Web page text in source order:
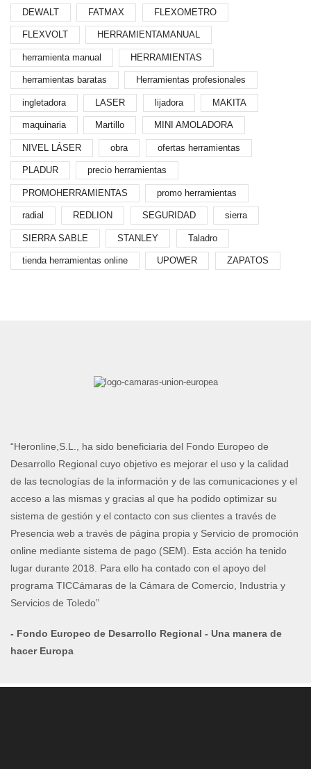
DEWALT FATMAX FLEXOMETRO
FLEXVOLT HERRAMIENTAMANUAL
herramienta manual HERRAMIENTAS
herramientas baratas Herramientas profesionales
ingletadora LASER lijadora MAKITA
maquinaria Martillo MINI AMOLADORA
NIVEL LÁSER obra ofertas herramientas
PLADUR precio herramientas
PROMOHERRAMIENTAS promo herramientas
radial REDLION SEGURIDAD sierra
SIERRA SABLE STANLEY Taladro
tienda herramientas online UPOWER ZAPATOS
“Heronline,S.L., ha sido beneficiaria del Fondo Europeo de
Desarrollo Regional cuyo objetivo es mejorar el uso y la calidad
de las tecnologías de la información y de las comunicaciones y el
acceso a las mismas y gracias al que ha podido optimizar su
sistema de gestión y el contacto con sus clientes a través de
Presencia web a través de página propia y Servicio de promoción
online mediante sistema de pago (SEM). Esta acción ha tenido
lugar durante 2018. Para ello ha contado con el apoyo del
programa TICCámaras de la Cámara de Comercio, Industria y
Servicios de Toledo”
- Fondo Europeo de Desarrollo Regional - Una manera de
hacer Europa